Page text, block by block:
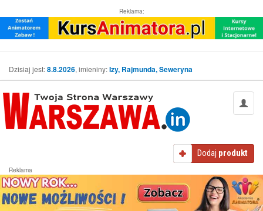
Reklama:
Dzisiaj jest:8.8.2026, imieniny:Izy, Rajmunda, Seweryna
Dodaj produkt
Reklama